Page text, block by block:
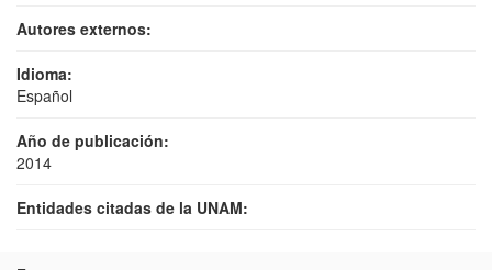
Autores externos:
Idioma:
Español
Año de publicación:
2014
Entidades citadas de la UNAM: